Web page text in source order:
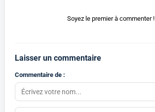
Soyez le premier à commenter !
Laisser un commentaire
Commentaire de :